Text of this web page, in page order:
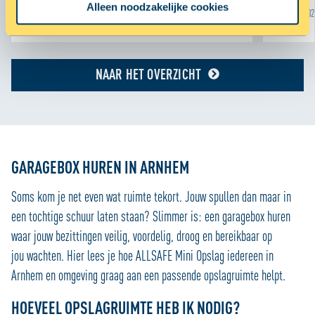
intrekken in de Cookieverklaring.
en persoonlijker. Dankzij functionele cookies werkt de
website goed. Met cookies voor statistieken houden we
bieden. We delen informatie over je gebruik van onze site
analyse zodat we ook buiten onze website een
persoonlijke ervaring kunnen bieden. Voor meer
informatie over hoe wij cookies gebruiken, bekijk onze
Cookie Policy
Alleen noodzakelijke cookies
28 juni
NAAR HET OVERZICHT
GARAGEBOX HUREN IN ARNHEM
Soms kom je net even wat ruimte tekort. Jouw spullen dan maar in
een tochtige schuur laten staan? Slimmer is: een garagebox huren
waar jouw bezittingen veilig, voordelig, droog en bereikbaar op
jou wachten. Hier lees je hoe ALLSAFE Mini Opslag iedereen in
Arnhem en omgeving graag aan een passende opslagruimte helpt.
HOEVEEL OPSLAGRUIMTE HEB IK NODIG?